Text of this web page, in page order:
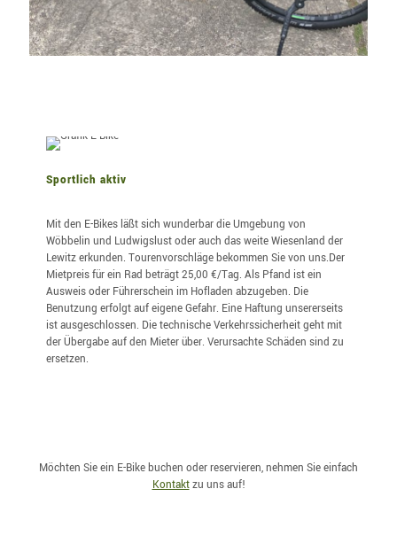
Sportlich aktiv
Mit den E-Bikes läßt sich wunderbar die Umgebung von
Wöbbelin und Ludwigslust oder auch das weite Wiesenland der
Lewitz erkunden. Tourenvorschläge bekommen Sie von uns.Der
Mietpreis für ein Rad beträgt 25,00 €/Tag. Als Pfand ist ein
Ausweis oder Führerschein im Hofladen abzugeben. Die
Benutzung erfolgt auf eigene Gefahr. Eine Haftung unsererseits
ist ausgeschlossen. Die technische Verkehrssicherheit geht mit
der Übergabe auf den Mieter über. Verursachte Schäden sind zu
ersetzen.
Möchten Sie ein E-Bike buchen oder reservieren, nehmen Sie einfach
Kontaktzu uns auf!